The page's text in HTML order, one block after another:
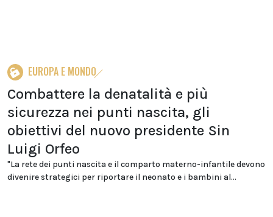
EUROPA E MONDO
Combattere la denatalità e più
sicurezza nei punti nascita, gli
obiettivi del nuovo presidente Sin
Luigi Orfeo
"La rete dei punti nascita e il comparto materno-infantile devono
divenire strategici per riportare il neonato e i bambini al...